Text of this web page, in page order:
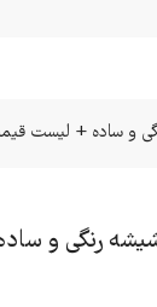
و ساده + لیست
رنگی و